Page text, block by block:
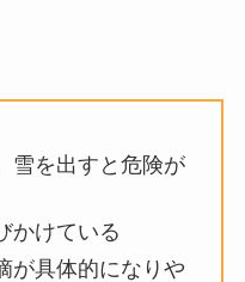
雪を出すと危険が
かけている
が具体的になりや